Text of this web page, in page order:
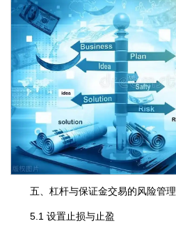
五、杠杆与保证金交易的风险管理
5.1 设置止损与止盈